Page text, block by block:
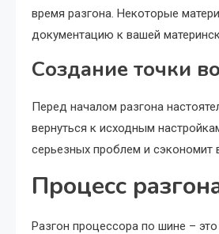
время разгона. Некоторые
документацию к вашей
Создание точки
Перед началом разгона
вернуться к исходным
серьезных проблем и сэкономит
Процесс
Разгон процессора по шине – это